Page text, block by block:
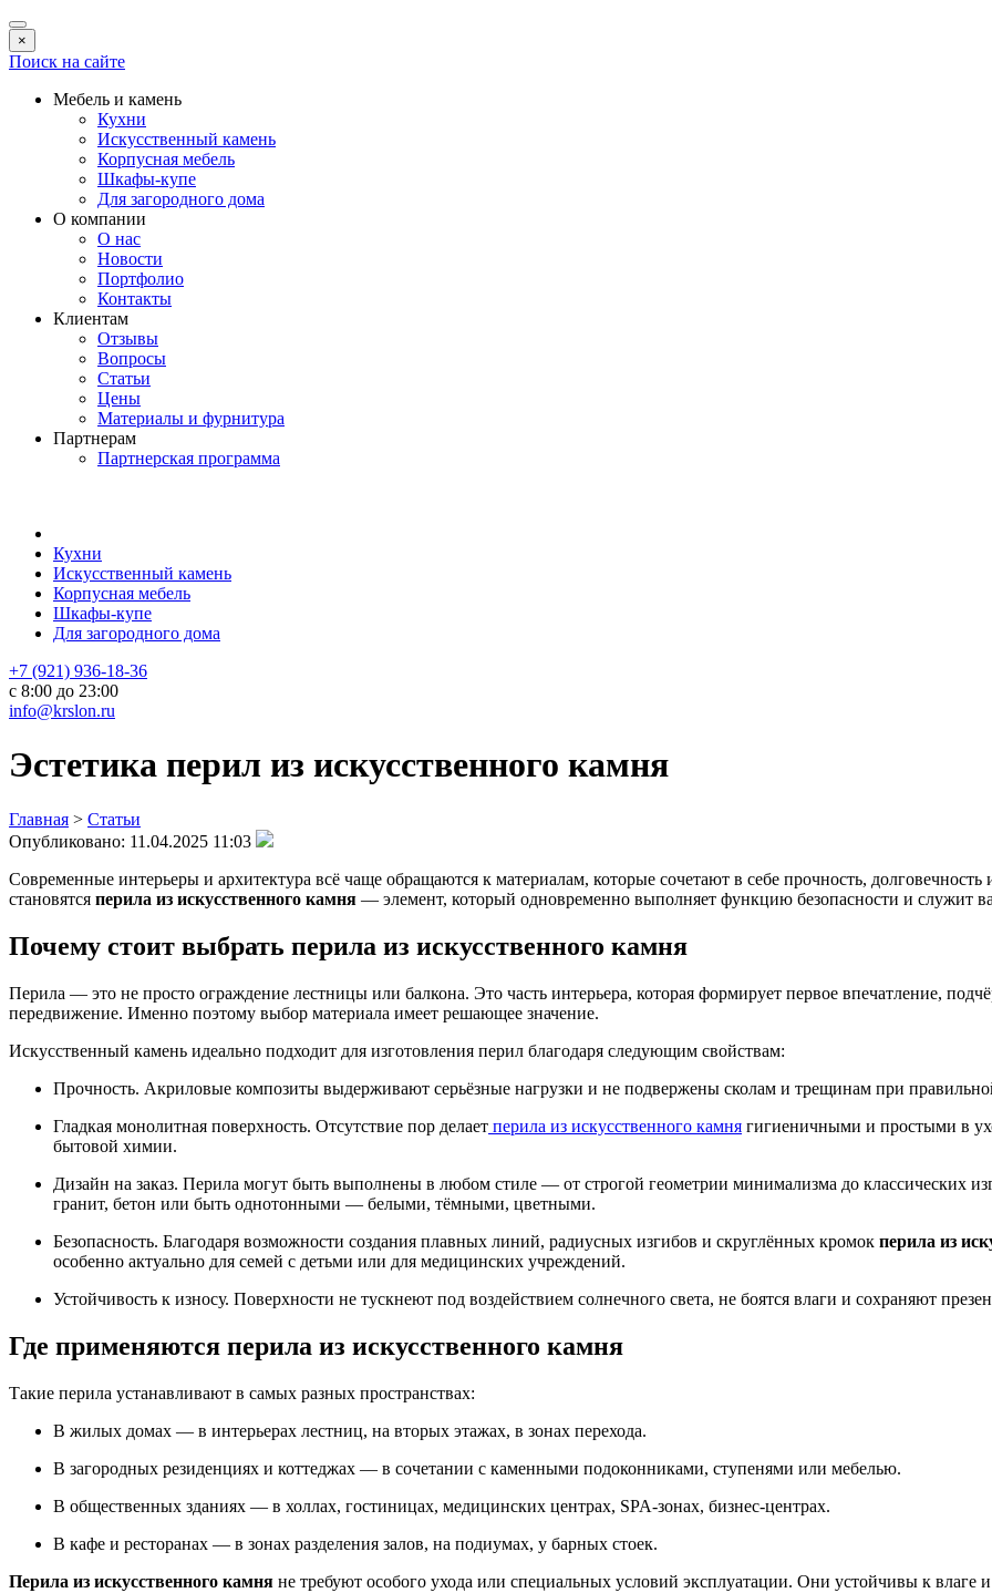
×
Поиск на сайте
Мебель и камень
Кухни
Искусственный камень
Корпусная мебель
Шкафы-купе
Для загородного дома
О компании
О нас
Новости
Портфолио
Контакты
Клиентам
Отзывы
Вопросы
Статьи
Цены
Материалы и фурнитура
Партнерам
Партнерская программа
Кухни
Искусственный камень
Корпусная мебель
Шкафы-купе
Для загородного дома
+7 (921) 936-18-36
с 8:00 до 23:00
info@krslon.ru
Эстетика перил из искусственного камня
Главная > Статьи
Опубликовано: 11.04.2025 11:03
Современные интерьеры и архитектура всё чаще обращаются к материалам, которые сочетают в себе прочность,
становятся перила из искусственного камня — элемент, который одновременно выполняет функцию безопасности и служит
Почему стоит выбрать перила из искусственного камня
Перила — это не просто ограждение лестницы или балкона. Это часть интерьера, которая формирует первое впечатление,
передвижение. Именно поэтому выбор материала имеет решающее значение.
Искусственный камень идеально подходит для изготовления перил благодаря следующим свойствам:
Прочность. Акриловые композиты выдерживают серьёзные нагрузки и не подвержены сколам и трещинам при
Гладкая монолитная поверхность. Отсутствие пор делает перила из искусственного камня гигиеничными и простыми в
бытовой химии.
Дизайн на заказ. Перила могут быть выполнены в любом стиле — от строгой геометрии минимализма до классических
гранит, бетон или быть однотонными — белыми, тёмными, цветными.
Безопасность. Благодаря возможности создания плавных линий, радиусных изгибов и скруглённых кромок перила из
особенно актуально для семей с детьми или для медицинских учреждений.
Устойчивость к износу. Поверхности не тускнеют под воздействием солнечного света, не боятся влаги и сохраняют
Где применяются перила из искусственного камня
Такие перила устанавливают в самых разных пространствах:
В жилых домах — в интерьерах лестниц, на вторых этажах, в зонах перехода.
В загородных резиденциях и коттеджах — в сочетании с каменными подоконниками, ступенями или мебелью.
В общественных зданиях — в холлах, гостиницах, медицинских центрах, SPA-зонах, бизнес-центрах.
В кафе и ресторанах — в зонах разделения залов, на подиумах, у барных стоек.
Перила из искусственного камня не требуют особого ухода или специальных условий эксплуатации. Они устойчивы к влаге